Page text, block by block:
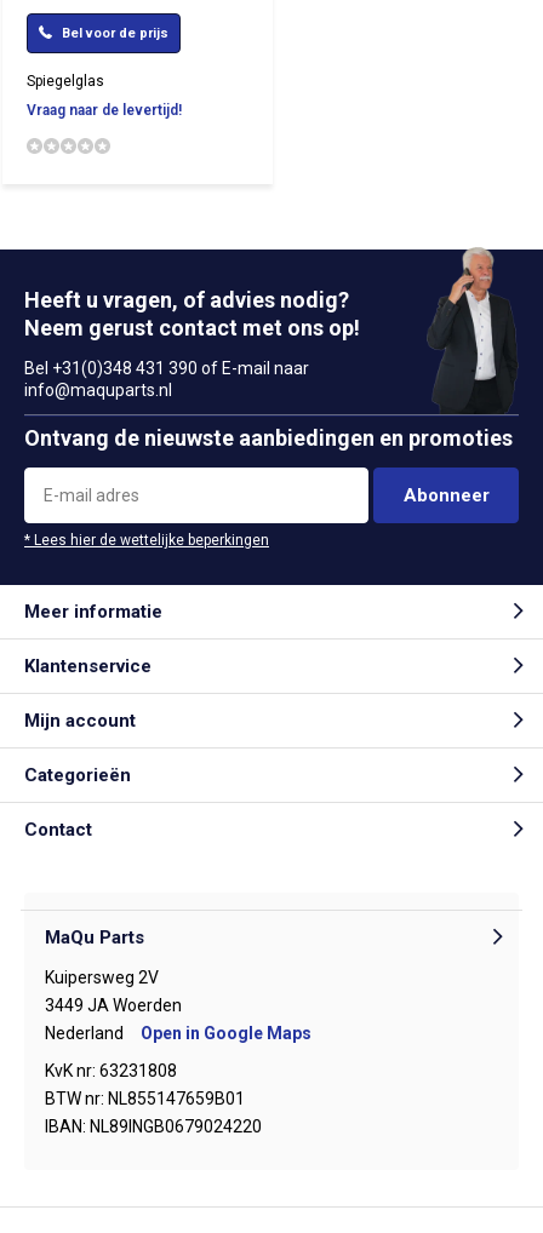
Bel voor de prijs
Spiegelglas
Vraag naar de levertijd!
Heeft u vragen, of advies nodig?
Neem gerust contact met ons op!
Bel +31(0)348 431 390 of E-mail naar
info@maquparts.nl
Ontvang de nieuwste aanbiedingen en promoties
Abonneer
* Lees hier de wettelijke beperkingen
Meer informatie
Klantenservice
Mijn account
Categorieën
Contact
MaQu Parts
Kuipersweg 2V
3449 JA Woerden
Nederland
Open in Google Maps
KvK nr: 63231808
BTW nr: NL855147659B01
IBAN: NL89INGB0679024220